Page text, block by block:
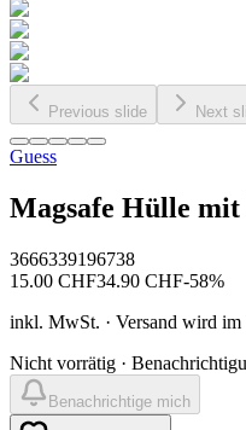
Previous slide Next
Guess
Magsafe Hülle
3666339196738
15.00 CHF34.90 CHF-58%
inkl. MwSt. · Versand wird im
Nicht vorrätig ·
Benachrichtige mich